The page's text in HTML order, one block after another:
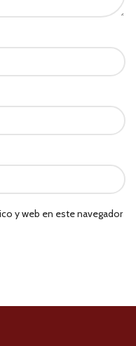
y web en este navegador